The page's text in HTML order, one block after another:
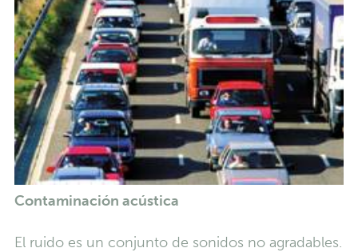
Contaminación acústica
El ruido es un conjunto de sonidos no agradables.